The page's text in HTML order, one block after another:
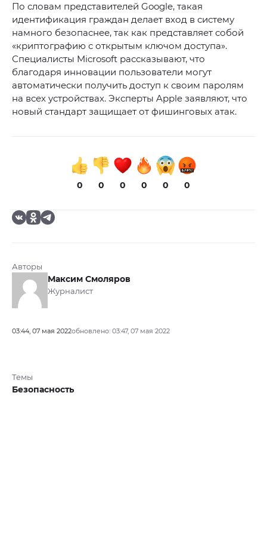
По словам представителей Google, такая
идентификация граждан делает вход в систему
намного безопаснее, так как представляет собой
«криптографию с открытым ключом доступа».
Специалисты Microsoft рассказывают, что
благодаря инновации пользователи могут
автоматически получить доступ к своим паролям
на всех устройствах. Эксперты Apple заявляют, что
новый стандарт защищает от фишинговых атак.
0 0 0 0 0 0
Авторы
Максим Смоляров
Журналист
03:44, 07 мая 2022обновлено: 03:47, 07 мая 2022
Темы
Безопасность